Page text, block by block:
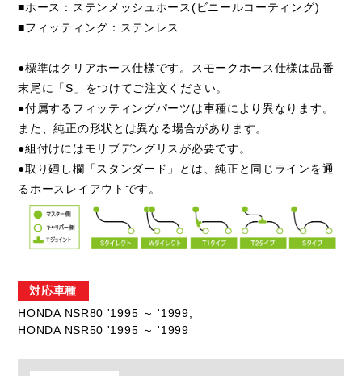
■ホース：ステンメッシュホース(ビニールコーティング)
■フィッティング：ステンレス
●標準はクリアホース仕様です。スモークホース仕様は品番
末尾に「S」をつけてご注文ください。
●付属するフィッティングパーツは車種により異なります。
また、純正の形状とは異なる場合があります。
●組付けにはモリブデングリスが必要です。
●取り廻し欄「スタンダード」とは、純正と同じラインを通
るホースレイアウトです。
対応車種
HONDA NSR80 '1995 ～ '1999,
HONDA NSR50 '1995 ～ '1999